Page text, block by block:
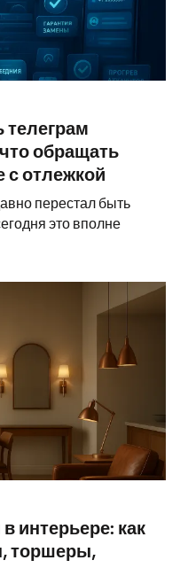
телеграм
обращать
с отлежкой
перестал быть
это вполне
интерьере: как
торшеры,